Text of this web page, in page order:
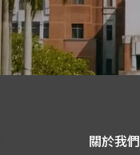
關於我們